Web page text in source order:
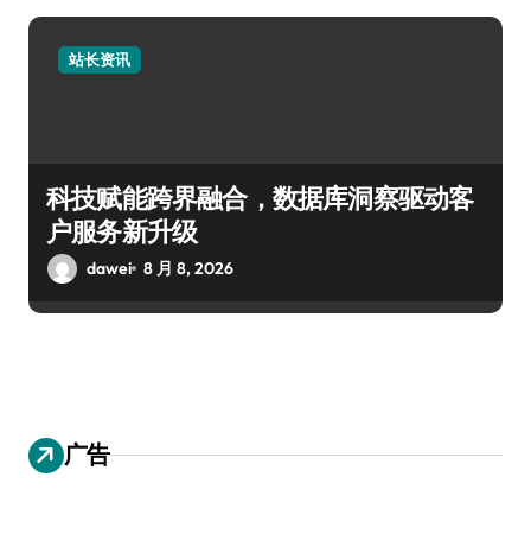
站长资讯
科技赋能跨界融合，数据库洞察驱动客
户服务新升级
dawei 8 月 8, 2026
广告